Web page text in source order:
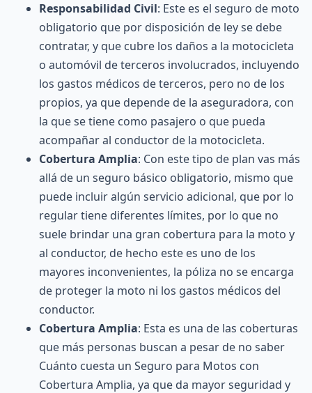
Responsabilidad Civil: Este es el seguro de moto
obligatorio que por disposición de ley se debe
contratar, y que cubre los daños a la motocicleta
o automóvil de terceros involucrados, incluyendo
los gastos médicos de terceros, pero no de los
propios, ya que depende de la aseguradora, con
la que se tiene como pasajero o que pueda
acompañar al conductor de la motocicleta.
Cobertura Amplia: Con este tipo de plan vas más
allá de un seguro básico obligatorio, mismo que
puede incluir algún servicio adicional, que por lo
regular tiene diferentes límites, por lo que no
suele brindar una gran cobertura para la moto y
al conductor, de hecho este es uno de los
mayores inconvenientes, la póliza no se encarga
de proteger la moto ni los gastos médicos del
conductor.
Cobertura Amplia: Esta es una de las coberturas
que más personas buscan a pesar de no saber
Cuánto cuesta un Seguro para Motos con
Cobertura Amplia, ya que da mayor seguridad y